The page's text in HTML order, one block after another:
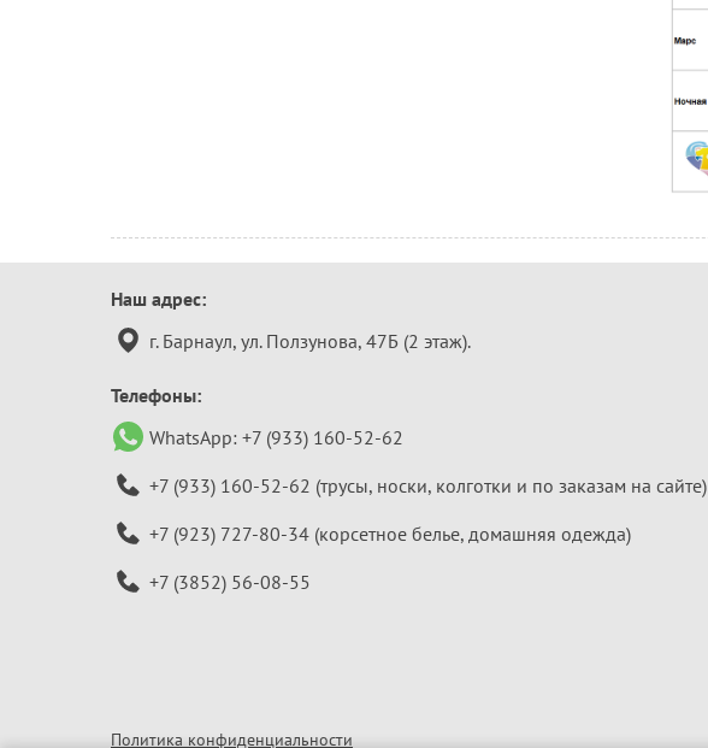
Контактная
информация
Наш адрес:
г. Барнаул, ул. Ползунова, 47Б (2 этаж).
Телефоны:
WhatsApp: +7 (933) 160-52-62
+7 (933) 160-52-62 (трусы, носки, колготки и по заказам на сайте)
+7 (923) 727-80-34 (корсетное белье, домашняя одежда)
+7 (3852) 56-08-55
Политика конфиденциальности